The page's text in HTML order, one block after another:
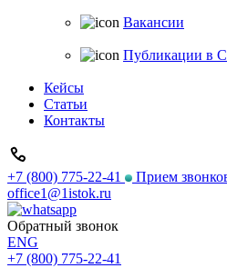
Вакансии
Публикации в
Кейсы
Статьи
Контакты
+7 (800) 775-22-41
Прием
office1@1istok.ru
Обратный звонок
ENG
+7 (800) 775-22-41